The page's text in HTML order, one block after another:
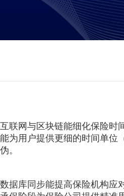
互联网与区块链能细化保险时
能为用户提供更细的时间单位
伪。
数据库同步能提高保险机构应